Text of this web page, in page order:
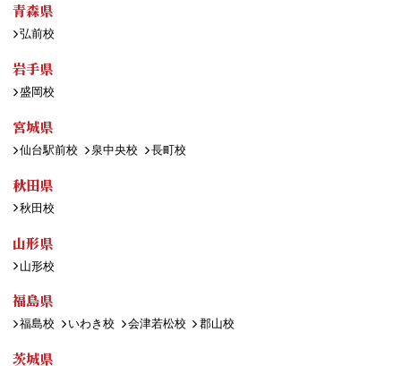
青森県
弘前校
岩手県
盛岡校
宮城県
仙台駅前校 泉中央校 長町校
秋田県
秋田校
山形県
山形校
福島県
福島校 いわき校 会津若松校 郡山校
茨城県